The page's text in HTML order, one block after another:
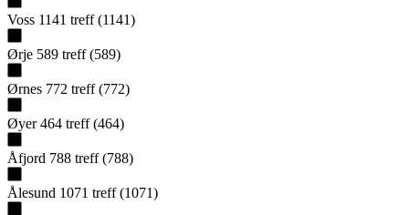
Voss 1141 treff (1141)
Ørje 589 treff (589)
Ørnes 772 treff (772)
Øyer 464 treff (464)
Åfjord 788 treff (788)
Ålesund 1071 treff (1071)